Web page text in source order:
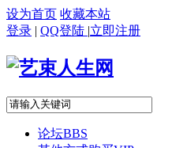
设为首页 收藏本站
登录 | QQ登陆 |立即注册
论坛BBS